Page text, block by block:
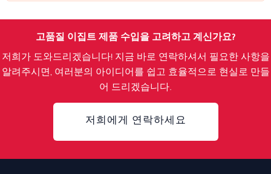
고품질 이집트 제품 수입을 고려하고 계신가요?
저희가 도와드리겠습니다! 지금 바로 연락하셔서 필요한 사항을
알려주시면, 여러분의 아이디어를 쉽고 효율적으로 현실로 만들
어 드리겠습니다.
저희에게 연락하세요